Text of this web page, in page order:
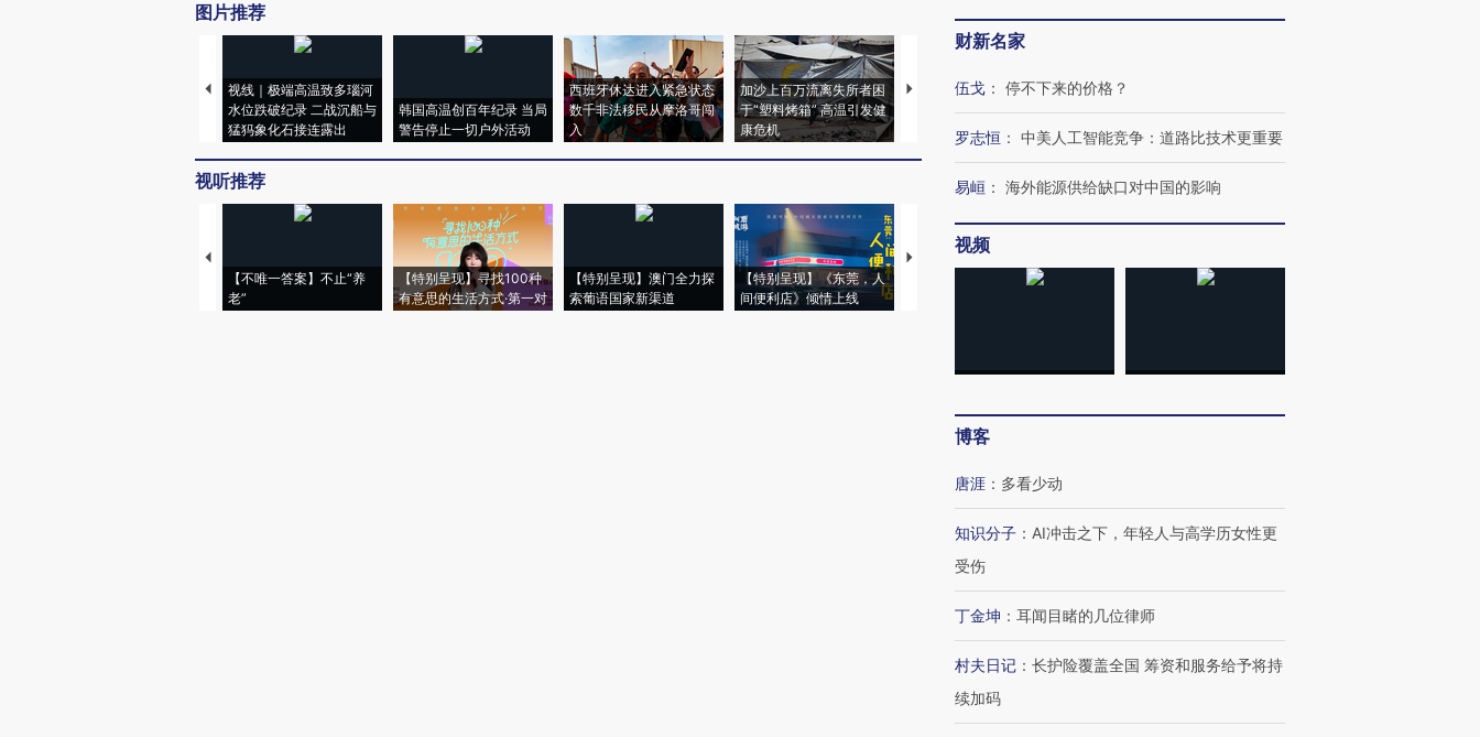
图片推荐
视线｜极端高温致多瑙河
水位跌破纪录 二战沉船与
猛犸象化石接连露出
韩国高温创百年纪录 当局
警告停止一切户外活动
西班牙休达进入紧急状态
数千非法移民从摩洛哥闯
入
加沙上百万流离失所者困
于“塑料烤箱” 高温引发健
康危机
视线｜HYROX的吸金
术：是什么让中产们甘
心“花钱找虐”？
马航飞行员跨国走私7万
粒摇头丸 尿检体内含3种
毒品
度Z世代 用街头抗争将教
育部长拱下台
视听推荐
【不唯一答案】不止“养
老”
【特别呈现】寻找100种
有意思的生活方式·第一对
【特别呈现】澳门全力探
索葡语国家新渠道
【特别呈现】《东莞，人
间便利店》倾情上线
【推广】走进第四届链博
会，让数智科技“链”接产
【特别呈现】寻找100种
财新名家
伍戈 ： 停不下来的价格？
罗志恒 ： 中美人工智能竞争：道路比技术更重要
易峘 ： 海外能源供给缺口对中国的影响
视频
博客
唐涯 ： 多看少动
知识分子 ： AI冲击之下，年轻人与高学历女性更
受伤
丁金坤 ： 耳闻目睹的几位律师
村夫日记 ： 长护险覆盖全国 筹资和服务给予将持
续加码